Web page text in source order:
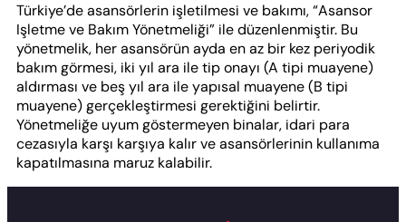
Türkiye’de asansörlerin işletilmesi ve bakımı, “Asansor
Işletme ve Bakım Yönetmeliği” ile düzenlenmiştir. Bu
yönetmelik, her asansörün ayda en az bir kez periyodik
bakım görmesi, iki yıl ara ile tip onayı (A tipi muayene)
aldırması ve beş yıl ara ile yapısal muayene (B tipi
muayene) gerçekleştirmesi gerektiğini belirtir.
Yönetmeliğe uyum göstermeyen binalar, idari para
cezasıyla karşı karşıya kalır ve asansörlerinin kullanıma
kapatılmasına maruz kalabilir.